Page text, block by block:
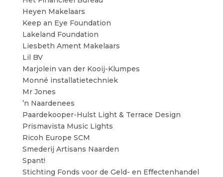
Heyen Makelaars
Keep an Eye Foundation
Lakeland Foundation
Liesbeth Ament Makelaars
Lil BV
Marjolein van der Kooij-Klumpes
Monné installatietechniek
Mr Jones
’n Naardenees
Paardekooper-Hulst Light & Terrace Design
Prismavista Music Lights
Ricoh Europe SCM
Smederij Artisans Naarden
Spant!
Stichting Fonds voor de Geld- en Effectenhandel